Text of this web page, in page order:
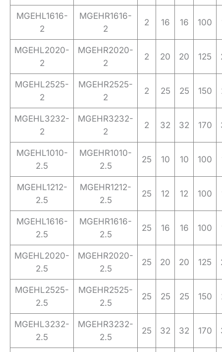
MGEHL1616-
2
MGEHR1616-
2
2 16 16 100
MGEHL2020-
2
MGEHR2020-
2
2 20 20 125
MGEHL2525-
2
MGEHR2525-
2
2 25 25 150
MGEHL3232-
2
MGEHR3232-
2
2 32 32 170
MGEHL1010-
2.5
MGEHR1010-
2.5
25 10 10 100
MGEHL1212-
2.5
MGEHR1212-
2.5
25 12 12 100
MGEHL1616-
2.5
MGEHR1616-
2.5
25 16 16 100
MGEHL2020-
2.5
MGEHR2020-
2.5
25 20 20 125
MGEHL2525-
2.5
MGEHR2525-
2.5
25 25 25 150
MGEHL3232-
2.5
MGEHR3232-
2.5
25 32 32 170